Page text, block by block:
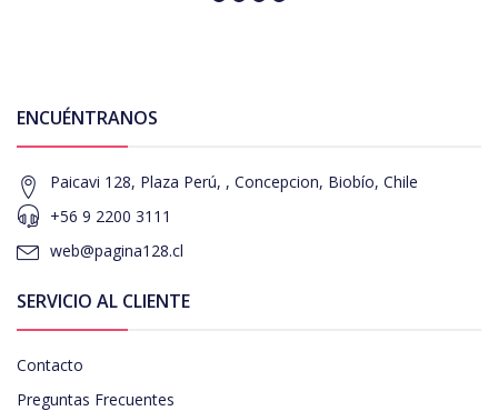
ENCUÉNTRANOS
Paicavi 128, Plaza Perú, , Concepcion, Biobío, Chile
+56 9 2200 3111
web@pagina128.cl
SERVICIO AL CLIENTE
Contacto
Preguntas Frecuentes